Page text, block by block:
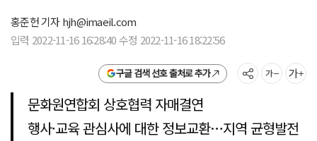
홍준헌 기자hjh@imaeil.com
입력 2022-11-16 16:28:40 수정 2022-11-16 18:22:56
구글 검색 선호 출처로 추가
문화원연합회 상호협력 자매결연
행사·교육 관심사에 대한 정보교환…지역 균형발전